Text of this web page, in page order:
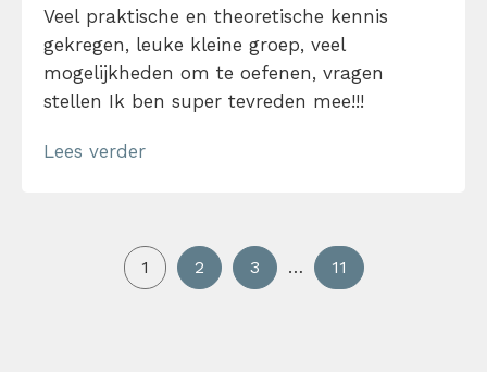
Veel praktische en theoretische kennis
gekregen, leuke kleine groep, veel
mogelijkheden om te oefenen, vragen
stellen Ik ben super tevreden mee!!!
Lees verder
1 2 3 … 11